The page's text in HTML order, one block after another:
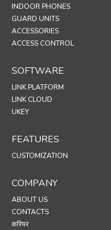
INDOOR PHONES
GUARD UNITS
ACCESSORIES
ACCESS CONTROL
SOFTWARE
LINK PLATFORM
LINK CLOUD
UKEY
FEATURES
CUSTOMIZATION
COMPANY
ABOUT US
CONTACTS
करियर